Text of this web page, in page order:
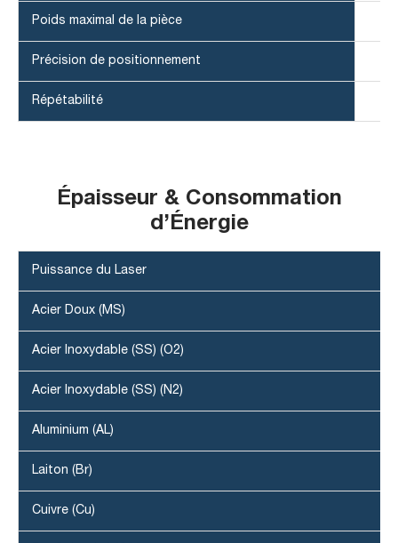
Poids maximal de la pièce
Précision de positionnement
Répétabilité
Épaisseur & Consommation
d’Énergie
Puissance du Laser
Acier Doux (MS)
Acier Inoxydable (SS) (O2)
Acier Inoxydable (SS) (N2)
Aluminium (AL)
Laiton (Br)
Cuivre (Cu)